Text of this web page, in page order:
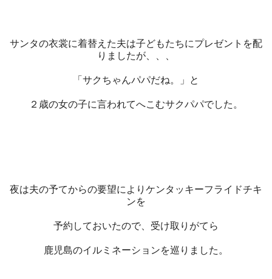
サンタの衣裳に着替えた夫は子どもたちにプレゼントを配
りましたが、、、
「サクちゃんパパだね。」と
２歳の女の子に言われてへこむサクパパでした。
夜は夫の予てからの要望によりケンタッキーフライドチキ
ンを
予約しておいたので、受け取りがてら
鹿児島のイルミネーションを巡りました。